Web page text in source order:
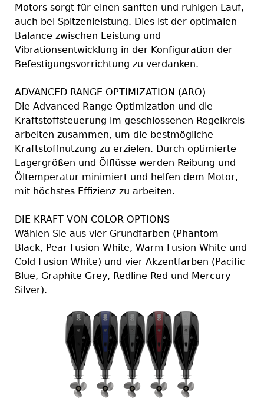
Motors sorgt für einen sanften und ruhigen Lauf,
auch bei Spitzenleistung. Dies ist der optimalen
Balance zwischen Leistung und
Vibrationsentwicklung in der Konfiguration der
Befestigungsvorrichtung zu verdanken.
ADVANCED RANGE OPTIMIZATION (ARO)
Die Advanced Range Optimization und die
Kraftstoffsteuerung im geschlossenen Regelkreis
arbeiten zusammen, um die bestmögliche
Kraftstoffnutzung zu erzielen. Durch optimierte
Lagergrößen und Ölflüsse werden Reibung und
Öltemperatur minimiert und helfen dem Motor,
mit höchstes Effizienz zu arbeiten.
DIE KRAFT VON COLOR OPTIONS
Wählen Sie aus vier Grundfarben (Phantom
Black, Pear Fusion White, Warm Fusion White und
Cold Fusion White) und vier Akzentfarben (Pacific
Blue, Graphite Grey, Redline Red und Mercury
Silver).